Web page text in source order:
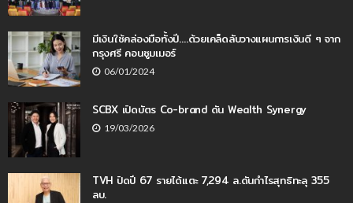
มีเงินใช้คล่องมือทั้งปี….ด้วยเคล็ดลับวางแผนการเงินดี ๆ จาก
กรุงศรี คอนซูมเมอร์
06/01/2024
SCBX เปิดบัตร Co-brand ดัน Wealth Synergy
19/03/2026
TVH ปิดปี 67 รายได้แตะ 7,294 ล.ดันกำไรสุทธิทะลุ 355
ลบ.